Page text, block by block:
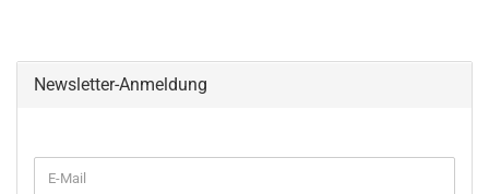
Newsletter-Anmeldung
ZUR
E-